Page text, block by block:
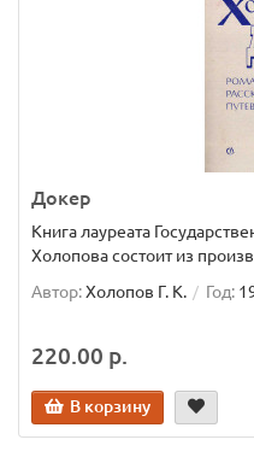
Докер
Книга лауреата
Холопова состоит из
Автор:Холопов Г. К. Год:
220.00 р.
В корзину